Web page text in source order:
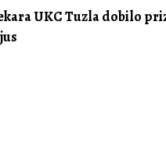
UKC Tuzla dobilo